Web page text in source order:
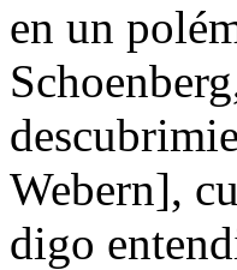
en un
Webern],
digo